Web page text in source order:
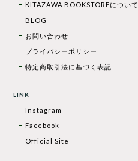
KITAZAWA BOOKSTOREについて
BLOG
お問い合わせ
プライバシーポリシー
特定商取引法に基づく表記
LINK
Instagram
Facebook
Official Site